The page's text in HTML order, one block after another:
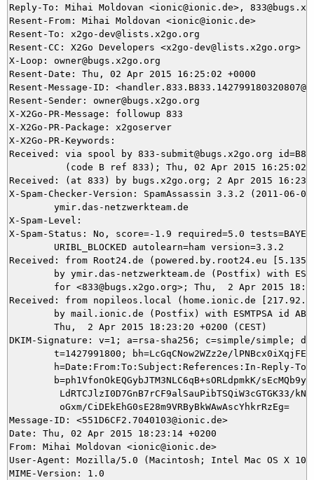
Reply-To: Mihai Moldovan <ionic@ionic.de>,
Resent-From: Mihai Moldovan <ionic@ionic.de>
Resent-To: x2go-dev@lists.x2go.org
Resent-CC: X2Go Developers <x2go-dev@lists.x2go.org>
X-Loop: owner@bugs.x2go.org
Resent-Date: Thu, 02 Apr 2015 16:25:02 +0000
Resent-Message-ID:
Resent-Sender: owner@bugs.x2go.org
X-X2Go-PR-Message: followup 833
X-X2Go-PR-Package: x2goserver
X-X2Go-PR-Keywords:
Received: via spool by 833-submit@bugs.x2go.org
(code B ref 833); Thu, 02 Apr 2015 16:25:02
Received: (at 833) by bugs.x2go.org; 2 Apr 2015
X-Spam-Checker-Version: SpamAssassin 3.3.2 (2011-06-
X-Spam-Level:
X-Spam-Status: No, score=-1.9 required=5.0
Received: from Root24.de (powered.by.root24.eu
Received: from nopileos.local (home.ionic.de
DKIM-Signature: v=1; a=rsa-sha256; c=simple/simple;
Message-ID: <551D6CF2.7040103@ionic.de>
Date: Thu, 02 Apr 2015 18:23:14 +0200
From: Mihai Moldovan <ionic@ionic.de>
User-Agent: Mozilla/5.0 (Macintosh; Intel Mac OS X
MIME-Version: 1.0